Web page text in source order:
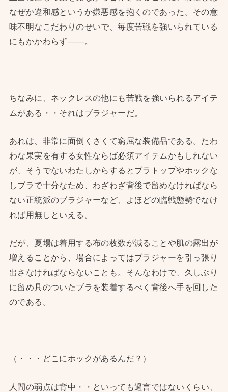
なぜか違和感というか嫌悪感を抱くのであった。その意
味不明なこだわりのせいで、毎度苦戦を強いられている
にもかかわらず——。
ちなみに、ネックレスの他にも苦戦を強いられるアイテ
ムがある・・それはブラジャーだ。
あれは、非常に面倒くさくて窮屈な装備品である。たわ
わな果実を有する女性ならば必須アイテムかもしれない
が、そうでないわたしからするとブラトップやホックな
しブラで十分なため、わざわざ背後で留めなければなら
ない正統派のブラジャーなど、よほどの臨戦態勢でなけ
れば用無しといえる。
だが、夏場は着用する布の枚数が減ることや肌の露出が
増えることから、場合によってはブラジャーを引っ張り
出さなければならないことも。そんなわけで、久しぶり
に留め具のついたブラを装着するべく背後へ手を回した
のである。
（・・・どこにホックがあるんだ？）
人間の弱点は背中・・といっても過言ではないくらい、